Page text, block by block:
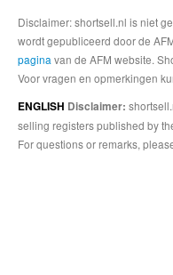
Disclaimer: shortsell.nl is niet
wordt gepubliceerd door de
pagina van de AFM website.
Voor vragen en opmerkingen
ENGLISH Disclaimer:
selling registers published by
For questions or remarks,